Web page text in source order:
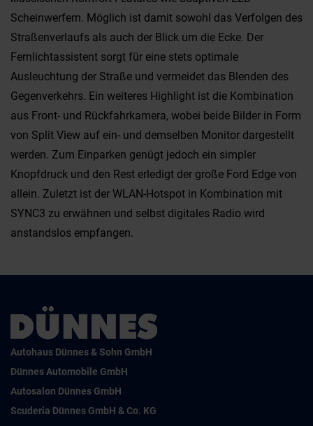
Scheinwerfern. Möglich ist damit sowohl das Verfolgen des
Straßenverlaufs als auch der Blick um die Ecke. Der
Fernlichtassistent sorgt für eine stets optimale
Ausleuchtung der Straße und vermeidet das Blenden des
Gegenverkehrs. Ein weiteres Highlight ist die Kombination
aus Front- und Rückfahrkamera, wobei beide Bilder in Form
von Split View auf ein- und demselben Monitor dargestellt
werden. Zum Einparken genügt jedoch ein simpler
Knopfdruck und den Rest erledigt der große Ford Edge von
allein. Zuletzt ist der WLAN-Hotspot in Kombination mit
SYNC3 zu erwähnen und selbst digitales Radio wird
anstandslos empfangen.
Autohaus Dünnes & Sohn GmbH
Dünnes Automobile GmbH
Autosalon Dünnes GmbH
Scuderia Dünnes GmbH & Co. KG